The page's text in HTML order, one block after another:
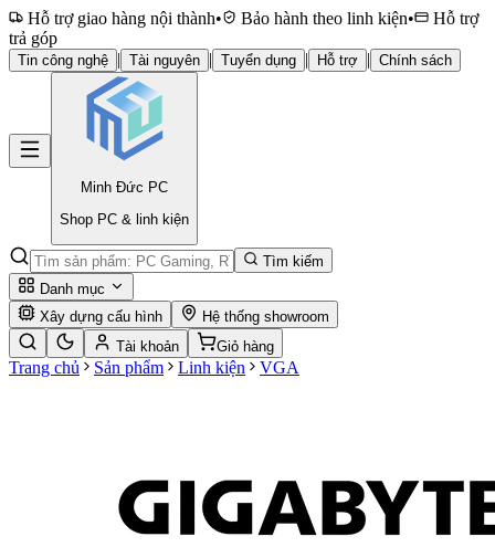
Hỗ trợ giao hàng nội thành• Bảo hành theo linh kiện•
Hỗ trợ
trả góp
Tin công nghệ | Tài nguyên | Tuyển dụng | Hỗ trợ | Chính sách
Minh Đức PC
Shop PC & linh kiện
Tìm kiếm
Danh mục
Xây dựng cấu hình
Hệ thống showroom
Tài khoản
Giỏ hàng
Trang chủ Sản phẩm Linh kiện VGA